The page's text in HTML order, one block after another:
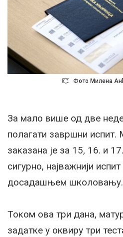
Фото Милена
За мало више од две
полагати завршни испит.
заказана је за 15, 16. и
сигурно, најважнији
досадашњем школовању.
Током ова три дана,
задатке у оквиру три